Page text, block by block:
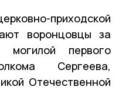
приходской
воронцовцы за
первого
Сергеева,
Отечественной